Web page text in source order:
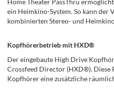
Home Theater PassThru
ein Heimkino-System. So kann der
kombinierten Stereo- und
Kopfhörerbetrieb mit HXD®
Der eingebaute High Drive
Crossfeed Director (HXD®). Diese
Kopfhörer eine zusätzliche